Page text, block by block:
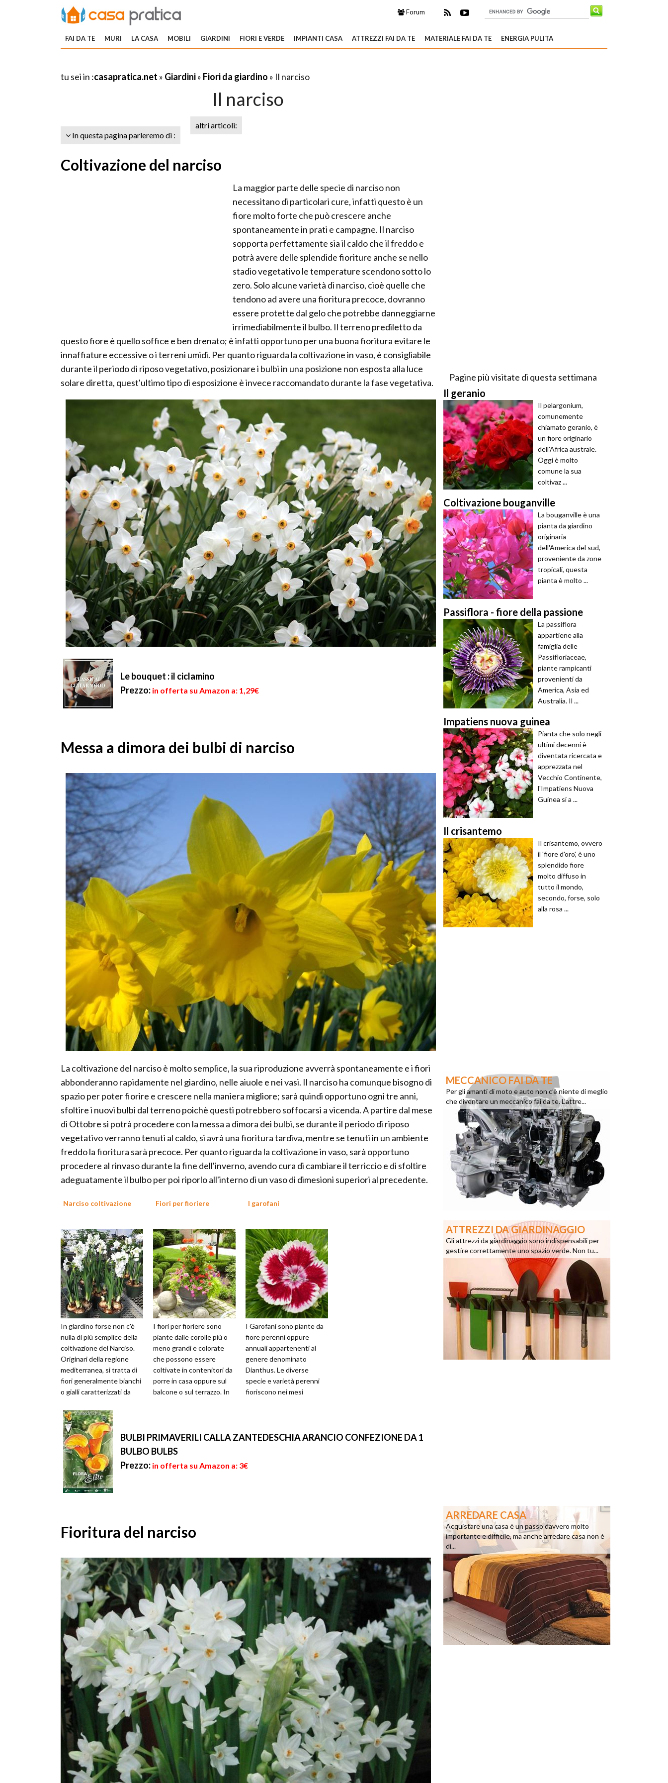
Forum
FAI DA TE MURI LA CASA MOBILI GIARDINI FIORI E VERDE IMPIANTI CASA ATTREZZI FAI DA TE MATERIALE FAI DA TE ENERGIA PULITA
tu sei in :casapratica.net » Giardini» Fiori da giardino » Il narciso
Il narciso
In questa pagina parleremo di :
altri articoli:
Coltivazione del narciso
La maggior parte delle specie di narciso non
necessitano di particolari cure, infatti questo è un
fiore molto forte che può crescere anche
spontaneamente in prati e campagne. Il narciso
sopporta perfettamente sia il caldo che il freddo e
potrà avere delle splendide fioriture anche se nello
stadio vegetativo le temperature scendono sotto lo
zero. Solo alcune varietà di narciso, cioè quelle che
tendono ad avere una fioritura precoce, dovranno
essere protette dal gelo che potrebbe danneggiarne
irrimediabilmente il bulbo. Il terreno prediletto da
questo fiore è quello soffice e ben drenato; è infatti opportuno per una buona fioritura evitare le
innaffiature eccessive o i terreni umidi. Per quanto riguarda la coltivazione in vaso, è consigliabile
durante il periodo di riposo vegetativo, posizionare i bulbi in una posizione non esposta alla luce
solare diretta, quest'ultimo tipo di esposizione è invece raccomandato durante la fase vegetativa.
Le bouquet : il ciclamino
Prezzo: in offerta su Amazon a: 1,29€
Messa a dimora dei bulbi di narciso
La coltivazione del narciso è molto semplice, la sua riproduzione avverrà spontaneamente e i fiori
abbonderanno rapidamente nel giardino, nelle aiuole e nei vasi. Il narciso ha comunque bisogno di
spazio per poter fiorire e crescere nella maniera migliore; sarà quindi opportuno ogni tre anni,
sfoltire i nuovi bulbi dal terreno poichè questi potrebbero soffocarsi a vicenda. A partire dal mese
di Ottobre si potrà procedere con la messa a dimora dei bulbi, se durante il periodo di riposo
vegetativo verranno tenuti al caldo, si avrà una fioritura tardiva, mentre se tenuti in un ambiente
freddo la fioritura sarà precoce. Per quanto riguarda la coltivazione in vaso, sarà opportuno
procedere al rinvaso durante la fine dell'inverno, avendo cura di cambiare il terriccio e di sfoltire
adeguatamente il bulbo per poi riporlo all'interno di un vaso di dimesioni superiori al precedente.
Narciso coltivazione
In giardino forse non c'è
nulla di più semplice della
coltivazione del Narciso.
Originari della regione
mediterranea, si tratta di
fiori generalmente bianchi
o gialli caratterizzati da
Fiori per fioriere
I fiori per fioriere sono
piante dalle corolle più o
meno grandi e colorate
che possono essere
coltivate in contenitori da
porre in casa oppure sul
balcone o sul terrazzo. In
I garofani
I Garofani sono piante da
fiore perenni oppure
annuali appartenenti al
genere denominato
Dianthus. Le diverse
specie e varietà perenni
fioriscono nei mesi
BULBI PRIMAVERILI CALLA ZANTEDESCHIA ARANCIO CONFEZIONE DA 1
BULBO BULBS
Prezzo: in offerta su Amazon a: 3€
Fioritura del narciso
Pagine più visitate di questa settimana
Il geranio
Il pelargonium,
comunemente
chiamato geranio, è
un fiore originario
dell'Africa australe.
Oggi è molto
comune la sua
coltivaz ...
Coltivazione bouganville
La bouganville è una
pianta da giardino
originaria
dell'America del sud,
proveniente da zone
tropicali, questa
pianta è molto ...
Passiflora - fiore della passione
La passiflora
appartiene alla
famiglia delle
Passifloriaceae,
piante rampicanti
provenienti da
America, Asia ed
Australia. Il ...
Impatiens nuova guinea
Pianta che solo negli
ultimi decenni è
diventata ricercata e
apprezzata nel
Vecchio Continente,
l'Impatiens Nuova
Guinea si a ...
Il crisantemo
Il crisantemo, ovvero
il 'fiore d'oro', è uno
splendido fiore
molto diffuso in
tutto il mondo,
secondo, forse, solo
alla rosa ...
MECCANICO FAI DA TE
Per gli amanti di moto e auto non c’è niente di meglio
che diventare un meccanico fai da te. L’attre...
ATTREZZI DA GIARDINAGGIO
Gli attrezzi da giardinaggio sono indispensabili per
gestire correttamente uno spazio verde. Non tu...
ARREDARE CASA
Acquistare una casa è un passo davvero molto
importante e difficile, ma anche arredare casa non è
di...